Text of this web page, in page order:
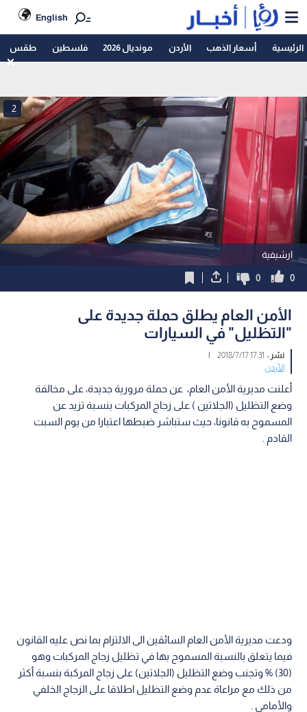
English
الرئيسية أسعار الذهب الأردن مونديال 2026 فلسطين طقس
ارشيفية
2
0
0
الأمن العام يطلق حملة جديدة على
"التظليل" في السيارات
نشر : 17:31 2018/7/17
|
الأردن
أعلنت مديرية الأمن العام، عن حملة مرورية جديدة، على مخالفة
وضع التظليل (الجلاتين ) على زجاج المركبات بنسبة تزيد عن
المسموح به قانونا، حيث ستباشر ضبطها اعتبارا من يوم السبت
القادم .
ودعت مديرية الأمن العام السائقين الى الالتزام بما نص عليه القانون
فيما يتعلق بالنسبة المسموح بها في تظليل زجاج المركبات وهو
(30) % وتجنب وضع التظليل (الجلاتين) على زجاج المركبة بنسبة أكثر
من ذلك مع مراعاة عدم وضع التظليل اطلاقا على الزجاج الخلفي
والأمامي .